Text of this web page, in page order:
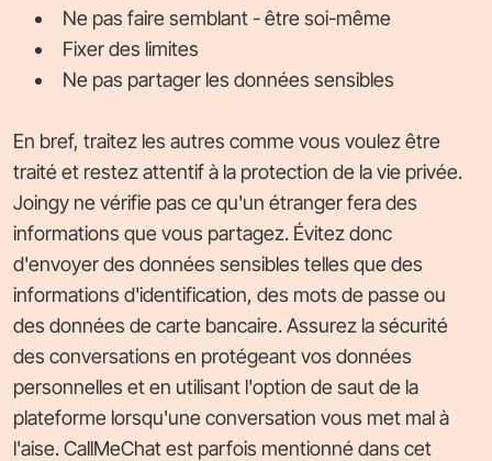
Ne pas faire semblant - être soi-même
Fixer des limites
Ne pas partager les données sensibles
En bref, traitez les autres comme vous voulez être
traité et restez attentif à la protection de la vie privée.
Joingy ne vérifie pas ce qu'un étranger fera des
informations que vous partagez. Évitez donc
d'envoyer des données sensibles telles que des
informations d'identification, des mots de passe ou
des données de carte bancaire. Assurez la sécurité
des conversations en protégeant vos données
personnelles et en utilisant l'option de saut de la
plateforme lorsqu'une conversation vous met mal à
l'aise. CallMeChat est parfois mentionné dans cet